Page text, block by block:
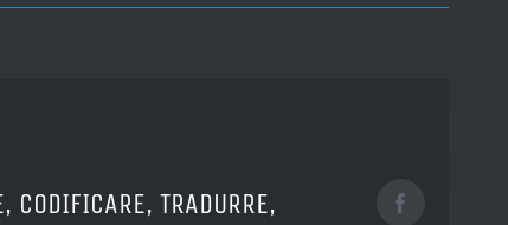
CODIFICARE, TRADURRE,
Facebook